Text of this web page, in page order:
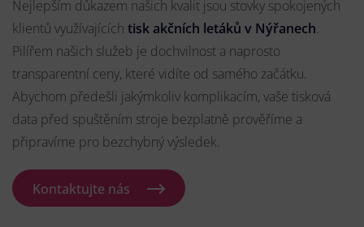
Nejlepším důkazem našich kvalit jsou stovky spokojených
klientů využívajících tisk akčních letáků v Nýřanech.
Pilířem našich služeb je dochvilnost a naprosto
transparentní ceny, které vidíte od samého začátku.
Abychom předešli jakýmkoliv komplikacím, vaše tisková
data před spuštěním stroje bezplatně prověříme a
připravíme pro bezchybný výsledek.
Kontaktujte nás